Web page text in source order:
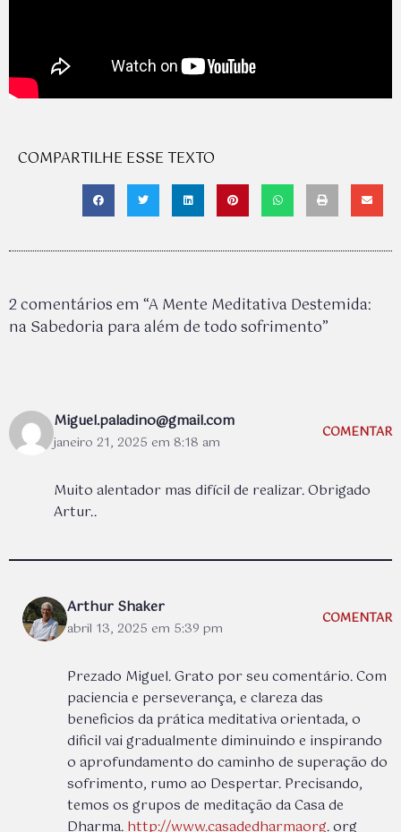
COMPARTILHE ESSE TEXTO
2 comentários em “A Mente Meditativa Destemida:
na Sabedoria para além de todo sofrimento”
Miguel.paladino@gmail.com
janeiro 21, 2025 em 8:18 am
COMENTAR
Muito alentador mas difícil de realizar. Obrigado
Artur..
Arthur Shaker
abril 13, 2025 em 5:39 pm
COMENTAR
Prezado Miguel. Grato por seu comentário. Com
paciencia e perseverança, e clareza das
beneficios da prática meditativa orientada, o
dificil vai gradualmente diminuindo e inspirando
o aprofundamento do caminho de superação do
sofrimento, rumo ao Despertar. Precisando,
temos os grupos de meditação da Casa de
Dharma. http://www.casadedharmaorg. org